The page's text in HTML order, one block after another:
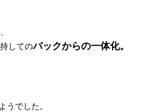
してのバックからの一体化。
うでした。